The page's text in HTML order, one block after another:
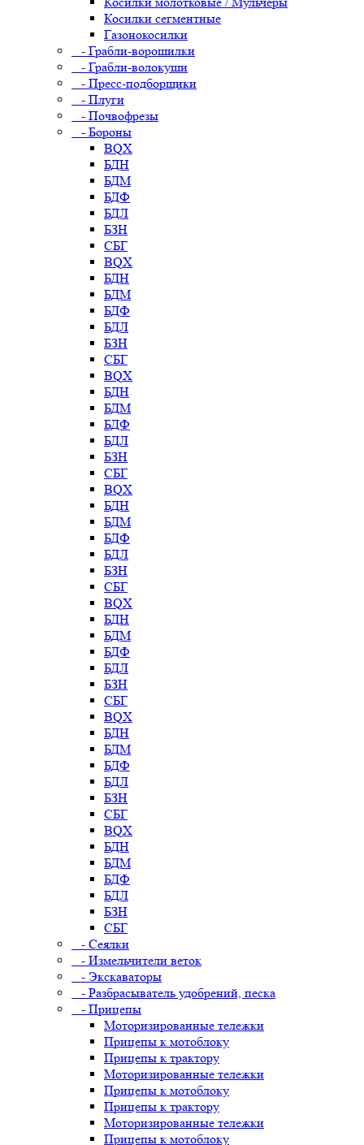
Косилки сегментные
Газонокосилки
- Грабли-ворошилки
- Грабли-волокуши
- Пресс-подборщики
- Плуги
- Почвофрезы
- Бороны
BQX
БДН
БДМ
БДФ
БДЛ
БЗН
СБГ
BQX
БДН
БДМ
БДФ
БДЛ
БЗН
СБГ
BQX
БДН
БДМ
БДФ
БДЛ
БЗН
СБГ
BQX
БДН
БДМ
БДФ
БДЛ
БЗН
СБГ
BQX
БДН
БДМ
БДФ
БДЛ
БЗН
СБГ
BQX
БДН
БДМ
БДФ
БДЛ
БЗН
СБГ
BQX
БДН
БДМ
БДФ
БДЛ
БЗН
СБГ
- Сеялки
- Измельчители веток
- Экскаваторы
- Разбрасыватель удобрений, песка
- Прицепы
Моторизированные тележки
Прицепы к мотоблоку
Прицепы к трактору
Моторизированные тележки
Прицепы к мотоблоку
Прицепы к трактору
Моторизированные тележки
Прицепы к мотоблоку